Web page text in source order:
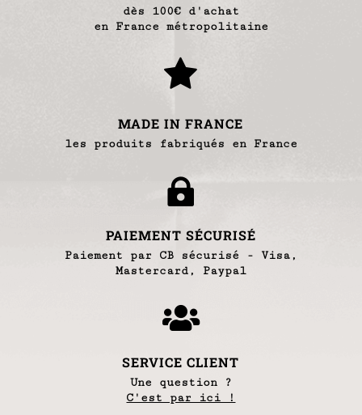
dès 100€ d'achat
en France métropolitaine

MADE IN FRANCE
les produits fabriqués en France

PAIEMENT SÉCURISÉ
Paiement par CB sécurisé - Visa,
Mastercard, Paypal

SERVICE CLIENT
Une question ?
C'est par ici !